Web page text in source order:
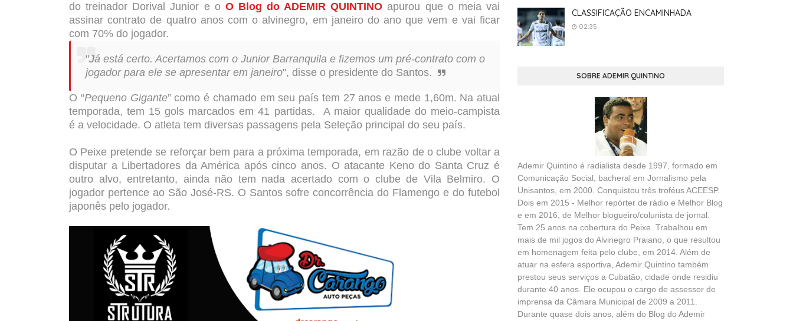
do treinador Dorival Junior e o O Blog do ADEMIR QUINTINO apurou que o meia vai
assinar contrato de quatro anos com o alvinegro, em janeiro do ano que vem e vai ficar
com 70% do jogador.
"Já está certo. Acertamos com o Junior Barranquila e fizemos um pré-contrato com o
jogador para ele se apresentar em janeiro", disse o presidente do Santos.
O “Pequeno Gigante” como é chamado em seu país tem 27 anos e mede 1,60m. Na atual
temporada, tem 15 gols marcados em 41 partidas. A maior qualidade do meio-campista
é a velocidade. O atleta tem diversas passagens pela Seleção principal do seu país.
O Peixe pretende se reforçar bem para a próxima temporada, em razão de o clube voltar a
disputar a Libertadores da América após cinco anos. O atacante Keno do Santa Cruz é
outro alvo, entretanto, ainda não tem nada acertado com o clube de Vila Belmiro. O
jogador pertence ao São José-RS. O Santos sofre concorrência do Flamengo e do futebol
japonês pelo jogador.
CLASSIFICAÇÃO ENCAMINHADA
02:35
SOBRE ADEMIR QUINTINO
Ademir Quintino é radialista desde 1997, formado em
Comunicação Social, bacheral em Jornalismo pela
Unisantos, em 2000. Conquistou três troféus ACEESP.
Dois em 2015 - Melhor repórter de rádio e Melhor Blog
e em 2016, de Melhor blogueiro/colunista de jornal.
Tem 25 anos na cobertura do Peixe. Trabalhou em
mais de mil jogos do Alvinegro Praiano, o que resultou
em homenagem feita pelo clube, em 2014. Além de
atuar na esfera esportiva, Ademir Quintino também
prestou seus serviços a Cubatão, cidade onde residiu
durante 40 anos. Ele ocupou o cargo de assessor de
imprensa da Câmara Municipal de 2009 a 2011.
Durante quase dois anos, além do Blog do Ademir